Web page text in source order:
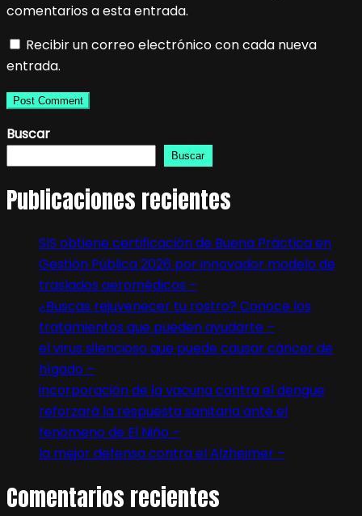
comentarios a esta entrada.
Recibir un correo electrónico con cada nueva
entrada.
Buscar
Buscar
Publicaciones recientes
SIS obtiene certificación de Buena Práctica en
Gestión Pública 2026 por innovador modelo de
traslados aeromédicos –
¿Buscas rejuvenecer tu rostro? Conoce los
tratamientos que pueden ayudarte –
el virus silencioso que puede causar cáncer de
hígado –
incorporación de la vacuna contra el dengue
reforzará la respuesta sanitaria ante el
fenómeno de El Niño –
la mejor defensa contra el Alzheimer –
Comentarios recientes